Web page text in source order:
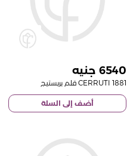
6540
CERRUTI 1881 قلم بريستيج
أضف إلى السلة